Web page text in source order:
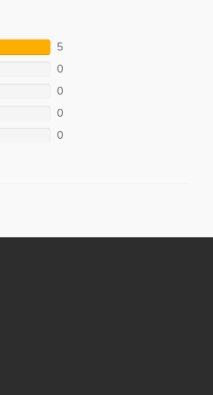
5
0
0
0
0